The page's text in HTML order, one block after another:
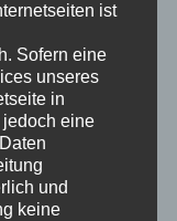
ist
Sofern eine
unseres
in
eine
und
keine